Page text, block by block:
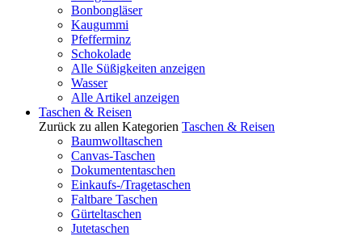
Bonbongläser
Kaugummi
Pfefferminz
Schokolade
Alle Süßigkeiten anzeigen
Wasser
Alle Artikel anzeigen
Taschen & Reisen
Zurück zu allen Kategorien Taschen & Reisen
Baumwolltaschen
Canvas-Taschen
Dokumententaschen
Einkaufs-/Tragetaschen
Faltbare Taschen
Gürteltaschen
Jutetaschen